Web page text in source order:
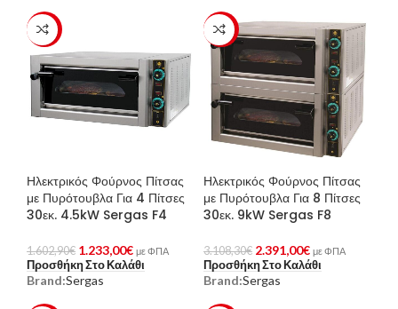
-23%
Ηλεκτρικός Φούρνος Πίτσας
με Πυρότουβλα Για 4 Πίτσες
30εκ. 4.5kW Sergas F4
1.602,90€ 1.233,00€ με ΦΠΑ
Προσθήκη Στο Καλάθι
Brand:Sergas
-23%
Ηλεκτρικός Φούρνος Πίτσας
με Πυρότουβλα Για 8 Πίτσες
30εκ. 9kW Sergas F8
3.108,30€ 2.391,00€ με ΦΠΑ
Προσθήκη Στο Καλάθι
Brand:Sergas